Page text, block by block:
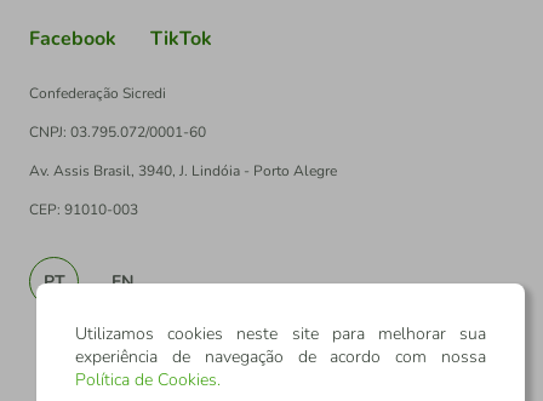
Facebook TikTok
Confederação Sicredi
CNPJ: 03.795.072/0001-60
Av. Assis Brasil, 3940, J. Lindóia - Porto Alegre
CEP: 91010-003
PT EN
Utilizamos cookies neste site para melhorar sua
experiência de navegação de acordo com nossa
Política de Cookies.